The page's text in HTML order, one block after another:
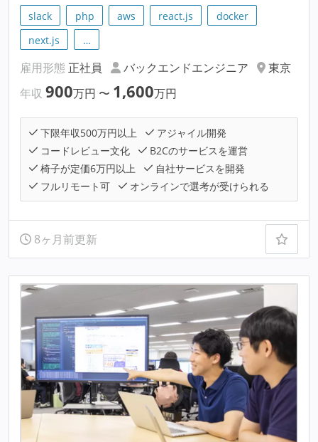
slack php aws react.js
docker
next.js
…
雇用形態 正社員 バックエンドエンジニア
東京
年収 900万円 〜 1,600万円
下限年収500万円以上
アジャイル開発
コードレビュー文化
B2Cのサービスを運営
椅子が定価6万円以上
自社サービスを開発
フルリモート可
オンラインで選考が受けられる
8ヶ月前更新